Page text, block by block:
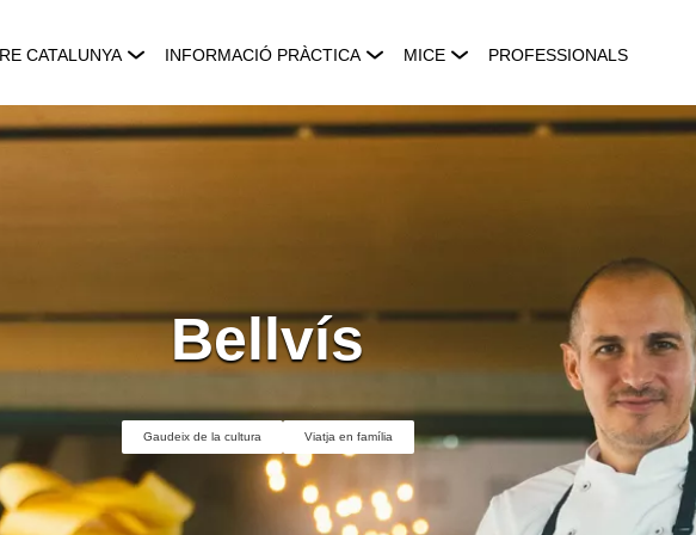
CATALUNYA INFORMACIÓ PRÀCTICA MICE PROFESSIONALS
Bellvís
Gaudeix de la cultura Viatja en família